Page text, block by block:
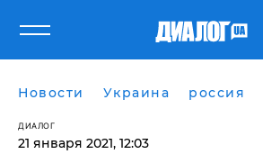
Новости Украина россия
ДИАЛОГ
21 января 2021, 12:03